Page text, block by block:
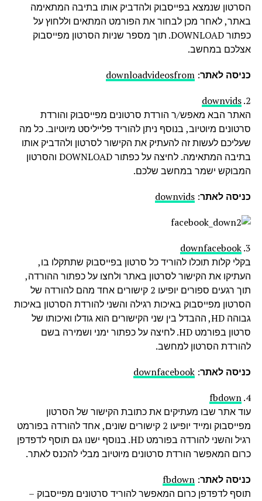
הסרטון שנמצא בפייסבוק ולהדביק אותו בתיבה המתאימה
באתר, לאחר מכן לבחור את הפורמט המתאים וללחוץ על
כפתור DOWNLOAD. תוך מספר שניות הסרטון מפייסבוק
אצלכם במחשב.
כניסה לאתר:
downloadvideosfrom
2.
downvids
האתר הבא מאפש/ר הורדת סרטונים מפייסבוק והורדת
סרטונים מיוטיוב, בנוסף ניתן להוריד פלייליסט מיוטיוב. כל מה
שעליכם לעשות זה להעתיק את הקישור לסרטון ולהדביק אותו
בתיבה המתאימה. לחיצה על כפתור DOWNLOAD והסרטון
המבוקש ישמר במחשב שלכם.
כניסה לאתר:
downvids
3.
downfacebook
בקלי קלות תוכלו להוריד כל סרטון בפייסבוק שתתקלו בו,
העתיקו את הקישור לסרטון באתר ולחצו על כפתור ההורדה,
תוך רגעים ספורים יופיעו 2 קישורים אחד מהם להורדה של
הסרטון מפייסבוק באיכות רגילה והשני להורדת הסרטון באיכות
גבוהה HD, ההבדל בין שני הקישורים הוא גודלו ואיכותו של
סרטון בפורמט HD. לחיצה על כפתור ימני ושמירה בשם
להורדת הסרטון למחשב.
כניסה לאתר:
downfacebook
4.
fbdown
עוד אתר שבו מעתיקים את כתובת הקישור של הסרטון
מפייסבוק ומייד יופיעו 2 קישורים שונים, אחד להורדה בפורמט
רגיל והשני להורדה בפורמט HD. בנוסף ישנו גם תוסף לדפדפן
כרום המאפשר הורדת סרטונים מיוטיוב מבלי להכנס לאתר.
כניסה לאתר:
fbdown
תוסף לדפדפן כרום המאפשר להוריד סרטונים מפייסבוק –